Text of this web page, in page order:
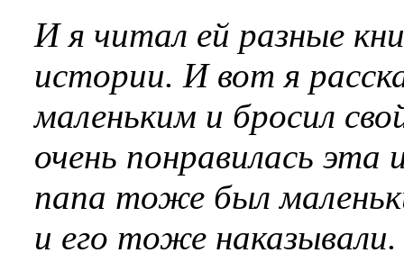
И я читал ей разные
истории. И вот я
маленьким и бросил
очень понравилась
папа тоже был
и его тоже